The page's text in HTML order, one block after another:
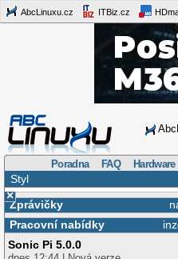
AbcLinuxu.cz ITBiz.cz
Poradna FAQ Hardware
Styl
×
Zprávičky
Pracovní nabídky
Sonic Pi 5.0.0